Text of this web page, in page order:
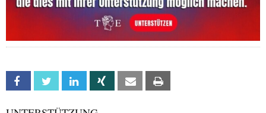
Facebook Twitter Linkedin Xing Email